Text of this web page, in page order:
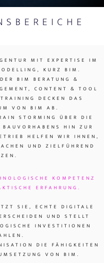
MIT EXPERTISE IM
KURZ BIM.
BIM BERATUNG &
CONTENT & TOOL
DECKEN DAS
VON BIM AB.
STORMING ÜBER DIE
HIN ZUR
HELFEN WIR IHNEN,
UND ZIELFÜHREND
KOMPETENZ
ERFAHRUNG.
SIE, ECHTE DIGITALE
UND STELLT
INVESTITIONEN
DIE FÄHIGKEITEN
VON BIM .